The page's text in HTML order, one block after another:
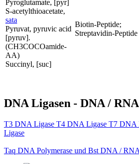
Pyroglutamate, [pyr]
S-acetylthioacetate,
sata
Pyruvat, pyruvic acid
[pyruv].
(CH3COCOamide-
AA)
Succinyl, [suc]
Biotin-Peptide;
Streptavidin-Peptide
DNA Ligasen - DNA /
T3 DNA Ligase T4 DNA Ligase T7 DNA
Ligase
Taq DNA Polymerase und Bst DNA /